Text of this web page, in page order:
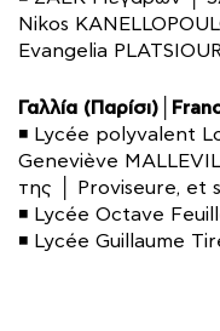
Nikos
Εvangelia
Γαλλία
◾ Lycée polyvalent
Geneviève
της │ Proviseure, et
◾ Lycée Octave
◾ Lycée Guillaume